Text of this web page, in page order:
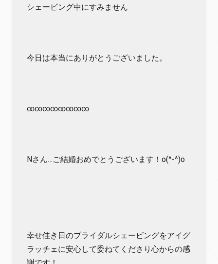
シェービング中にすみません
今日は本当にありがとうございました。
∞∞∞∞∞∞∞∞
Nさん…ご結婚おめでとうございます！o(^-^)o
幸せ佳き日のブライダルシェービングをアイグ
ラッチェに安心して委ねてくださり心からの感